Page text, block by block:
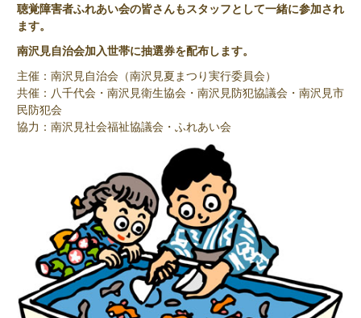
聴覚障害者ふれあい会の皆さんもスタッフとして一緒に参加され
ます。
南沢見自治会加入世帯に抽選券を配布します。
主催：南沢見自治会（南沢見夏まつり実行委員会）
共催：八千代会・南沢見衛生協会・南沢見防犯協議会・南沢見市
民防犯会
協力：南沢見社会福祉協議会・ふれあい会